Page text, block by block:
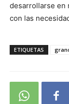
desarrollarse en
con las
ETIQUETAS